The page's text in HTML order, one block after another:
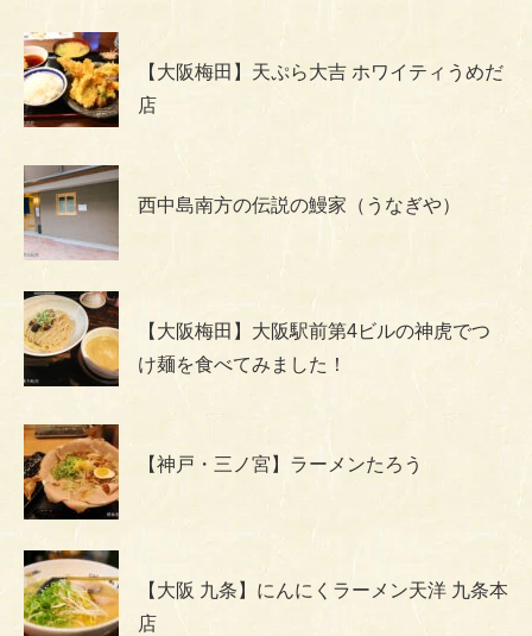
【大阪梅田】天ぷら大吉 ホワイティうめだ
店
西中島南方の伝説の鰻家（うなぎや）
【大阪梅田】大阪駅前第4ビルの神虎でつ
け麺を食べてみました！
【神戸・三ノ宮】ラーメンたろう
【大阪 九条】にんにくラーメン天洋 九条本
店